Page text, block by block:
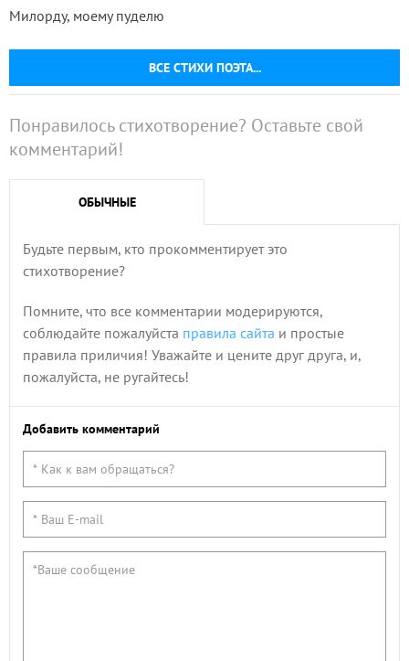
ВСЕ СТИХИ ПОЭТА...
Милорду, моему пуделю
Понравилось стихотворение? Оставьте свой
комментарий!
ОБЫЧНЫЕ
Будьте первым, кто прокомментирует это
стихотворение?
Помните, что все комментарии модерируются,
соблюдайте пожалуйста правила сайта и простые
правила приличия! Уважайте и цените друг друга, и,
пожалуйста, не ругайтесь!
Добавить комментарий